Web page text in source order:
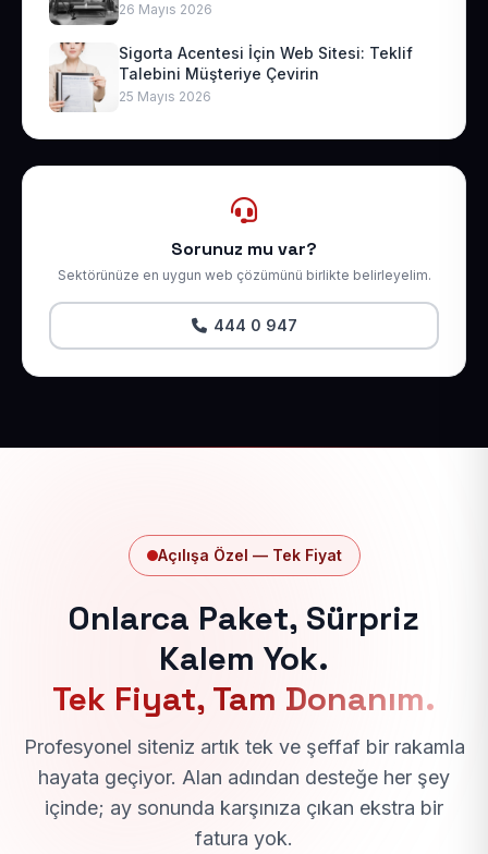
26 Mayıs 2026
Sigorta Acentesi İçin Web Sitesi: Teklif
Talebini Müşteriye Çevirin
25 Mayıs 2026
Sorunuz mu var?
Sektörünüze en uygun web çözümünü birlikte belirleyelim.
444 0 947
Açılışa Özel — Tek Fiyat
Onlarca Paket, Sürpriz
Kalem Yok.
Tek Fiyat, Tam Donanım.
Profesyonel siteniz artık tek ve şeffaf bir rakamla
hayata geçiyor. Alan adından desteğe her şey
içinde; ay sonunda karşınıza çıkan ekstra bir
fatura yok.